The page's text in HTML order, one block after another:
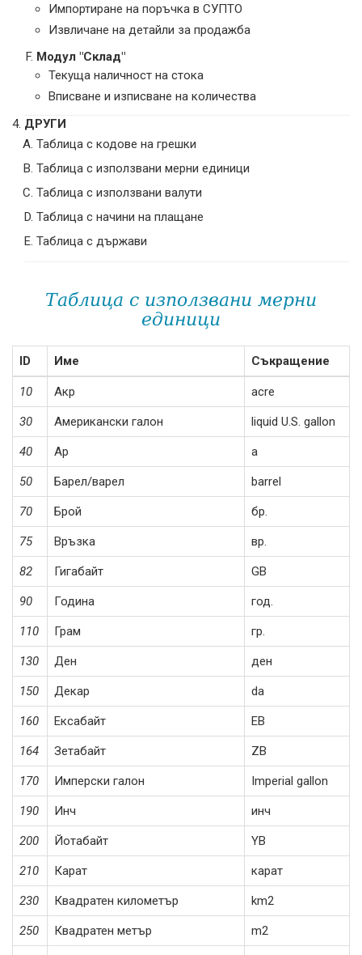
Импортиране на поръчка в СУПТО
Извличане на детайли за продажба
Модул "Склад"
Текуща наличност на стока
Вписване и изписване на количества
ДРУГИ
Таблица с кодове на грешки
Таблица с използвани мерни единици
Таблица с използвани валути
Таблица с начини на плащане
Таблица с държави
Таблица с използвани мерни
единици
ID Име Съкращение
10 Акр acre
30 Американски галон liquid U.S. gallon
40 Ар a
50 Барел/варел barrel
70 Брой бр.
75 Връзка вр.
82 Гигабайт GB
90 Година год.
110 Грам гр.
130 Ден ден
150 Декар da
160 Ексабайт EB
164 Зетабайт ZB
170 Имперски галон Imperial gallon
190 Инч инч
200 Йотабайт YB
210 Карат карат
230 Квадратен километър km2
250 Квадратен метър m2